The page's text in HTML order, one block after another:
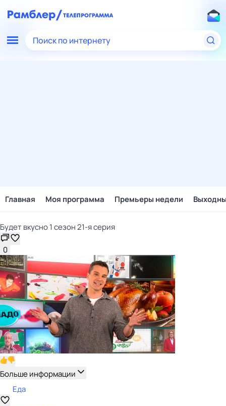
Поиск по интернету
Главная Моя программа Премьеры недели
Будет вкусно 1 сезон 21-я серия
0
Больше информации
Еда